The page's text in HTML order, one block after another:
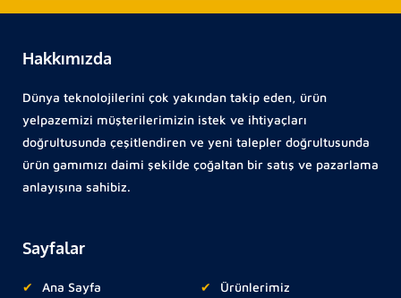
Hakkımızda
Dünya teknolojilerini çok yakından takip eden, ürün
yelpazemizi müşterilerimizin istek ve ihtiyaçları
doğrultusunda çeşitlendiren ve yeni talepler doğrultusunda
ürün gamımızı daimi şekilde çoğaltan bir satış ve pazarlama
anlayışına sahibiz.
Sayfalar
Ana Sayfa Ürünlerimiz